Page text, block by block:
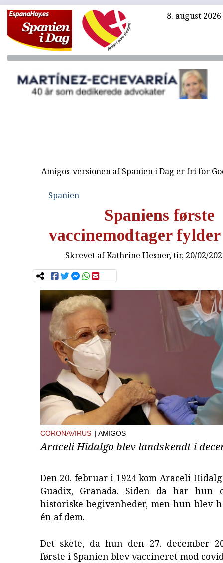
8. august 2026
Amigos-versionen af Spanien i Dag er fri for
Spanien
Spaniens første
vaccinemodtager fylder
Skrevet afKathrine Hesner, tir, 20/02/
CORONAVIRUS | AMIGOS
Araceli Hidalgo blev landskendt i
Den 20. februar i 1924 kom Araceli
Guadix, Granada. Siden da har hun
historiske begivenheder, men hun blev
én af dem.
Det skete, da hun den 27. december
første i Spanien blev vaccineret mod